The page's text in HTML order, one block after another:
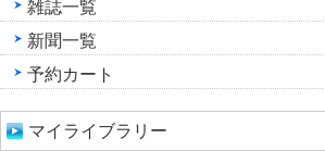
雑誌一覧
新聞一覧
予約カート
マイライブラリー